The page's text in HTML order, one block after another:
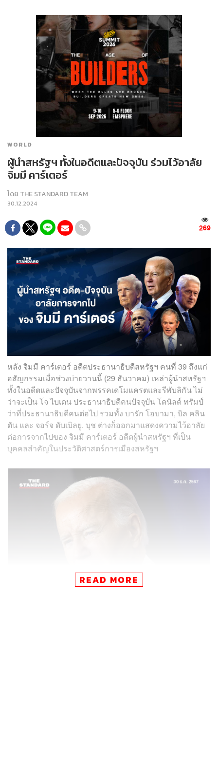
WORLD
ผู้นำสหรัฐฯ ทั้งในอดีตและปัจจุบัน ร่วมไว้อาลัย
จิมมี คาร์เตอร์
โดย THE STANDARD TEAM
30.12.2024
269
หลัง จิมมี คาร์เตอร์ อดีตประธานาธิบดีสหรัฐฯ คนที่ 39 ถึงแก่
อสัญกรรมเมื่อช่วงบ่ายวานนี้ (29 ธันวาคม) เหล่าผู้นำสหรัฐฯ
ทั้งในอดีตและปัจจุบันจากพรรคเดโมแครตและรีพับลิกัน ไม่
ว่าจะเป็น โจ ไบเดน ประธานาธิบดีคนปัจจุบัน โดนัลด์ ทรัมป์
ว่าที่ประธานาธิบดีคนต่อไป รวมทั้ง บารัก โอบามา, บิล คลิน
ตัน และ จอร์จ ดับเบิลยู. บุช ต่างก็ออกมาแสดงความไว้อาลัย
ต่อการจากไปของ จิมมี คาร์เตอร์ อดีตผู้นำสหรัฐฯ ที่เป็น
บุคคลสำคัญในประวัติศาสตร์การเมืองสหรัฐฯ
READ MORE